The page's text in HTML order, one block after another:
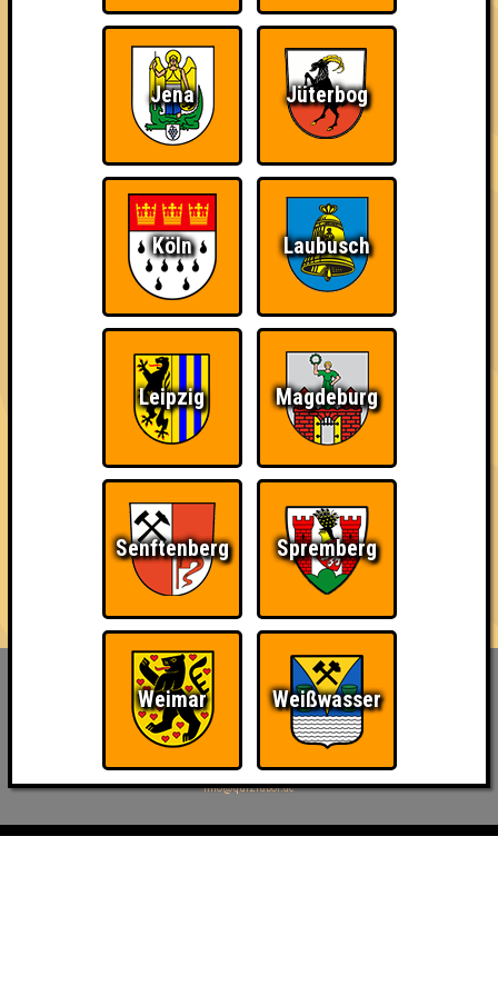
Es gibt einen Haufen Preise von unseren großartigen
Sponsoren zu gewinnen und gleichzeitig könnt ihr Gutes tun,
indem ihr einen Haufen Bingozettel kauft.
Am Abend warten drei abwechslungsreiche Runden auf euch -
wie genau die aussehen, werden wir euch bald erzählen!
Ihr könnt euch als Team anmelden und bekommt einen festen
Tisch oder werdet als Einzelperson mit anderen
zusammengesetzt. Der Clou: Der Tisch mit den meisten
Zetteln pro Kopf gewinnt zusätzlich einen Sonderpreis. So
lohnt es sich gleich doppelt, Gas zu geben!
👉 Jetzt reservieren
Alle weiteren Infos zu Spielmodi, Preisen und Sponsoren gibt
es regelmäßig auf Instagram!
== FAKTENCHECK ==
🏨 StuK (Leipziger Studentenkeller e.V.)
🚋 Nürnberger Straße 42 | 04103 Leipzig
📅 23.10.2026
🕢 Einlass: 19:00 Uhr
🕗 Beginn: 20:00 Uhr
💵 Eintritt: frei
🖐️ Voranmeldung empfohlen
Inhaber & Geschäftsführer:
Georg Martin // Quizlabor
Sandower Straße 56
03046 Cottbus
info@quizlabor.de
Jena Jüterbog
Köln Laubusch
Leipzig Magdeburg
Senftenberg Spremberg
Weimar Weißwasser